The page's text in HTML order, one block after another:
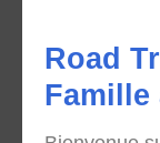
Road
Famille